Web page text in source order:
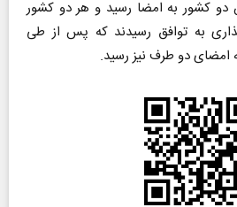
دو کشور به امضا رسید و هر دو کشور
به توافق رسیدند که پس از طی
دو طرف نیز رسید.